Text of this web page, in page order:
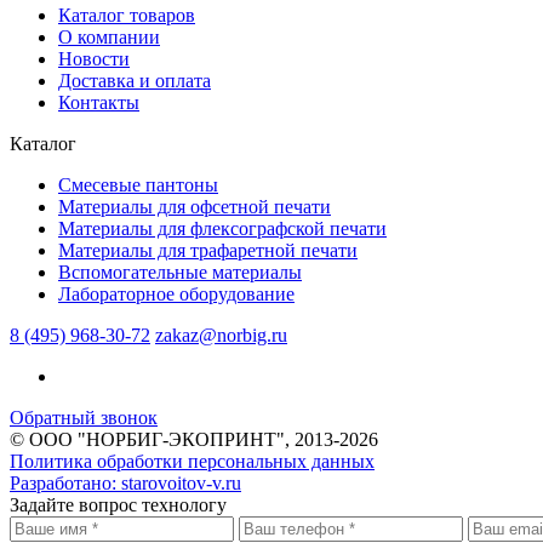
Каталог товаров
О компании
Новости
Доставка и оплата
Контакты
Каталог
Смесевые пантоны
Материалы для офсетной печати
Материалы для флексографской печати
Материалы для трафаретной печати
Вспомогательные материалы
Лабораторное оборудование
8 (495) 968-30-72 zakaz@norbig.ru
Обратный звонок
© ООО "НОРБИГ-ЭКОПРИНТ", 2013-2026
Политика обработки персональных данных
Разработано: starovoitov-v.ru
Задайте вопрос технологу